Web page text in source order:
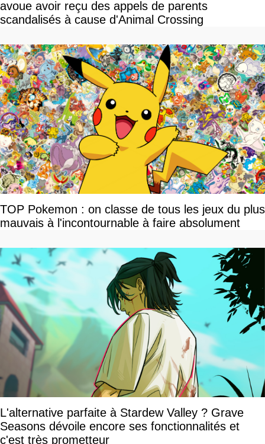
avoue avoir reçu des appels de parents
scandalisés à cause d'Animal Crossing
TOP Pokemon : on classe de tous les jeux du plus
mauvais à l'incontournable à faire absolument
L'alternative parfaite à Stardew Valley ? Grave
Seasons dévoile encore ses fonctionnalités et
c'est très prometteur